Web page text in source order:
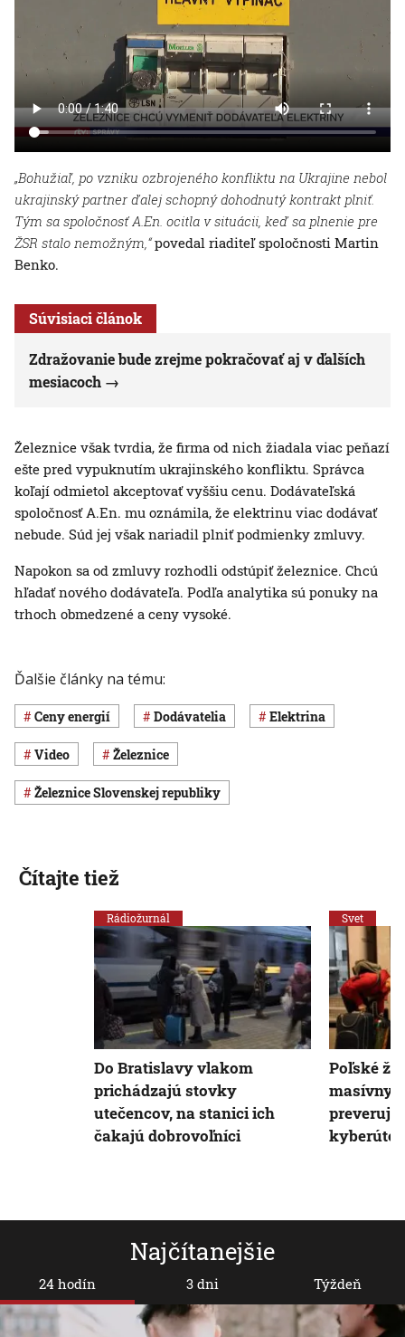
„Bohužiaľ, po vzniku ozbrojeného konfliktu na Ukrajine nebol
ukrajinský partner ďalej schopný dohodnutý kontrakt plniť.
Tým sa spoločnosť A.En. ocitla v situácii, keď sa plnenie pre
ŽSR stalo nemožným,“povedal riaditeľ spoločnosti Martin
Benko.
Súvisiaci článok
Zdražovanie bude zrejme pokračovať aj v ďalších
mesiacoch
Železnice však tvrdia, že firma od nich žiadala viac peňazí
ešte pred vypuknutím ukrajinského konfliktu. Správca
koľají odmietol akceptovať vyššiu cenu. Dodávateľská
spoločnosť A.En. mu oznámila, že elektrinu viac dodávať
nebude. Súd jej však nariadil plniť podmienky zmluvy.
Napokon sa od zmluvy rozhodli odstúpiť železnice. Chcú
hľadať nového dodávateľa. Podľa analytika sú ponuky na
trhoch obmedzené a ceny vysoké.
Ďalšie články na tému:
ceny energií dodávatelia elektrina
Video železnice
Železnice Slovenskej republiky
Najčítanejšie
24 hodín 3 dni Týždeň
Čítajte tiež
Rádiožurnál
Do Bratislavy vlakom
prichádzajú stovky
utečencov, na stanici ich
čakajú dobrovoľníci
Svet
Poľské
preverujú